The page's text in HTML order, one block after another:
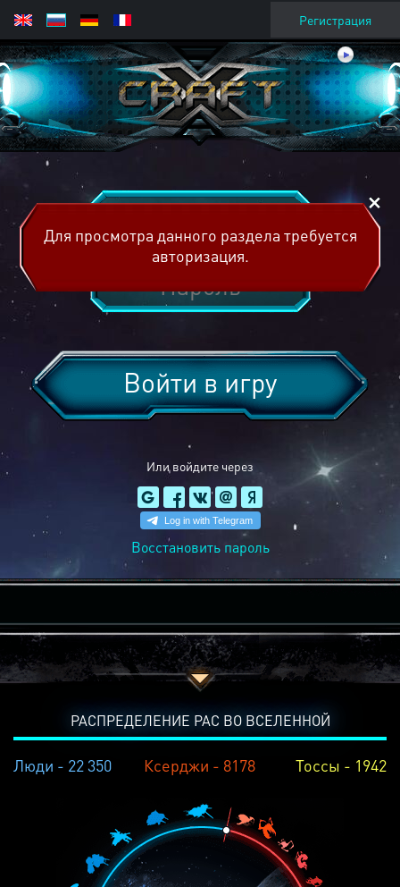
Регистрация
Или войдите через
Войти в игру
Восстановить пароль
Для просмотра данного раздела требуется
авторизация.
РАСПРЕДЕЛЕНИЕ РАС ВО ВСЕЛЕННОЙ
Люди - 22 350 Ксерджи - 8178 Тоссы - 1942